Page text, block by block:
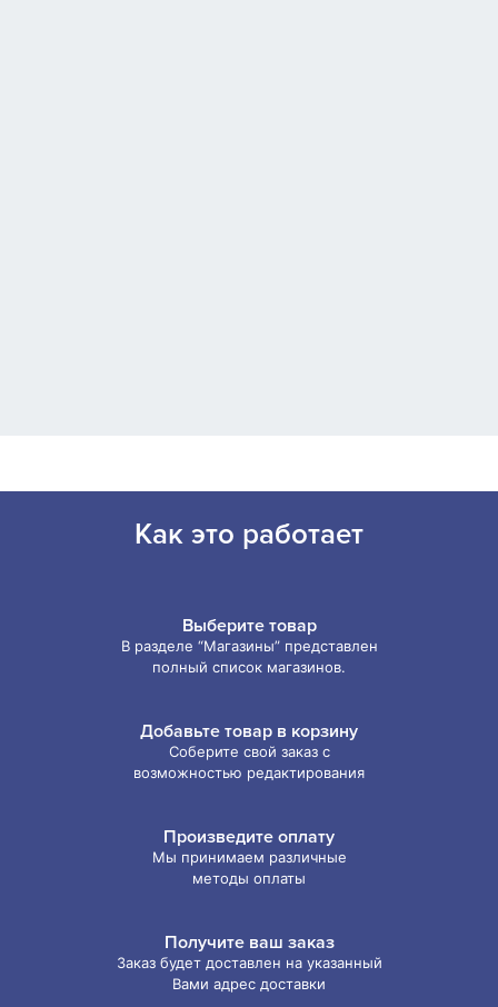
Как это работает
Выберите товар
В разделе “Магазины” представлен
полный список магазинов.
Добавьте товар в корзину
Соберите свой заказ с
возможностью редактирования
Произведите оплату
Мы принимаем различные
методы оплаты
Получите ваш заказ
Заказ будет доставлен на указанный
Вами адрес доставки